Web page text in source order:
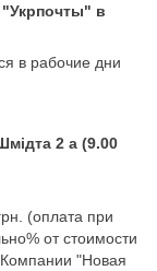
в
в рабочие дни
2 а (9.00
(оплата при
от стоимости
Компании "Новая